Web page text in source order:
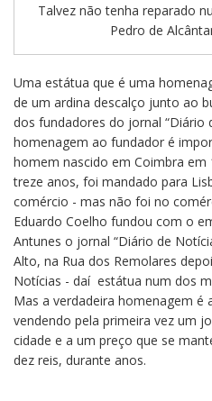
Talvez não tenha reparado
Pedro de
Uma estátua que é uma
de um ardina descalço junto ao
dos fundadores do jornal “Diário
homenagem ao fundador é
homem nascido em Coimbra
treze anos, foi mandado para
comércio - mas não foi no
Eduardo Coelho fundou com o
Antunes o jornal “Diário de
Alto, na Rua dos Remolares
Notícias - daí estátua num dos
Mas a verdadeira homenagem é
vendendo pela primeira vez um
cidade e a um preço que se
dez reis, durante anos.